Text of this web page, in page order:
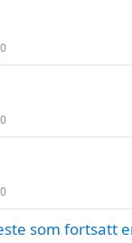
som fortsatt